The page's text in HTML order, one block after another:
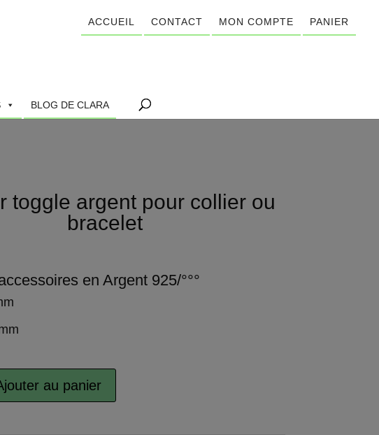
ACCUEIL CONTACT MON COMPTE PANIER
BLOG DE CLARA
toggle argent pour collier ou
bracelet
en Argent 925/°°°
au panier
A